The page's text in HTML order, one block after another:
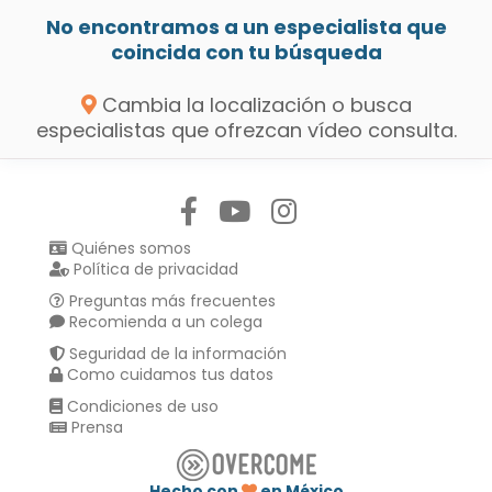
No encontramos a un especialista que
coincida con tu búsqueda
Cambia la localización o busca
especialistas que ofrezcan vídeo consulta.
Quiénes somos
Política de privacidad
Preguntas más frecuentes
Recomienda a un colega
Seguridad de la información
Como cuidamos tus datos
Condiciones de uso
Prensa